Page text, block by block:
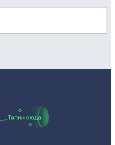
Тапни сюда